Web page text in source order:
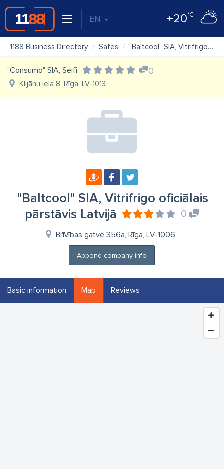
EN +20°C
1188 Business Directory Safes "Baltcool" SIA, Vitrifrigo oficiālais pārstāvis Latvijā
"Consumo" SIA, Seifi 0
Klijānu iela 8, Rīga, LV-1013
"Baltcool" SIA, Vitrifrigo oficiālais
pārstāvis Latvijā
0
Brīvības gatve 356a, Rīga, LV-1006
Append company info
Basic information Map Reviews